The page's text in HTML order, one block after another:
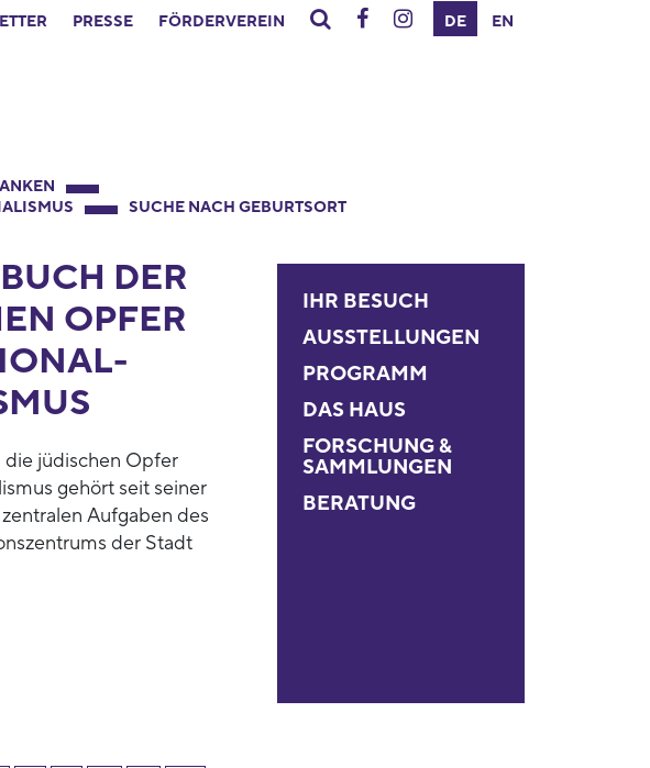
PRESSE FÖRDERVEREIN DE EN
SUCHE NACH GEBURTSORT
DER
OPFER
die jüdischen Opfer
gehört seit seiner
Aufgaben des
der Stadt
IHR BESUCH
AUSSTELLUNGEN
PROGRAMM
DAS HAUS
FORSCHUNG &
SAMMLUNGEN
BERATUNG